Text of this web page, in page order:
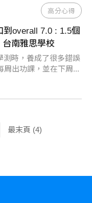
高分心得
overall 7.0 : 1.5個
南雅思學校
測時，養成了很多錯誤
周出功課，並在下周...
最末頁 (4)